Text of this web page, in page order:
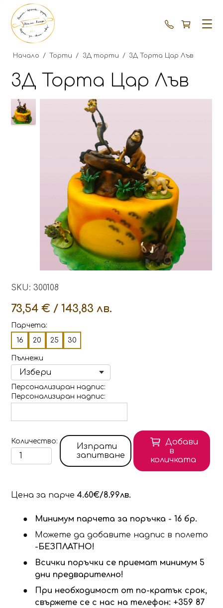
+359 87
Начало / Торти / 3Д торти / 3Д Торта Цар Лъв
3Д Торта Цар Лъв
SKU: 300108
73,54 € / 143,83 лв.
Парчета:
16
20 25 30
Пълнежи
Персонализиран надпис
Персонализиран надпис
Количество
Изпрати
запитване
Добави
в
количката
Цена за парче4.60€/8.99лв.
Минимум парчета за поръчка - 16 бр.
Можете да добавите надпис в полето
-БЕЗПЛАТНО!
Всички поръчки се приемат минимум 5
дни предварително!
При необходимост от по-кратък срок,
свържете се с нас на телефон: +359 87